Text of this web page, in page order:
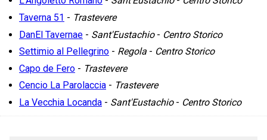
Taverna 51 - Trastevere
DanEl Tavernae - Sant'Eustachio- Centro Storico
Settimio al Pellegrino - Regola - Centro Storico
Capo de Fero - Trastevere
Cencio La Parolaccia - Trastevere
La Vecchia Locanda - Sant'Eustachio- Centro Storico